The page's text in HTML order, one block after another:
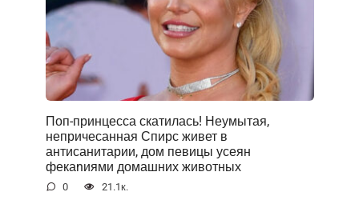
Поп-принцесса скатилась! Неумытая,
непричесанная Спирс живет в
антисанитарии, дом певицы усеян
фекаnиями домашних животных
0 21.1к.